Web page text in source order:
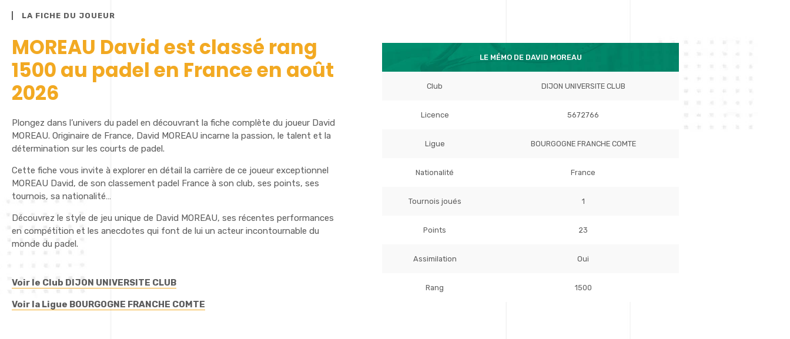
LA FICHE DU JOUEUR
MOREAU David est classé rang
1500 au padel en France en août
2026
Plongez dans l’univers du padel en découvrant la fiche complète du joueur David
MOREAU. Originaire de France, David MOREAU incarne la passion, le talent et la
détermination sur les courts de padel.
Cette fiche vous invite à explorer en détail la carrière de ce joueur exceptionnel
MOREAU David, de son classement padel France à son club, ses points, ses
tournois, sa nationalité…
Découvrez le style de jeu unique de David MOREAU, ses récentes performances
en compétition et les anecdotes qui font de lui un acteur incontournable du
monde du padel.
Voir le Club DIJON UNIVERSITE CLUB
Voir la Ligue BOURGOGNE FRANCHE COMTE
LE MÉMO DE DAVID MOREAU
Club DIJON UNIVERSITE CLUB
Licence 5672766
Ligue BOURGOGNE FRANCHE COMTE
Nationalité France
Tournois joués 1
Points 23
Assimilation Oui
Rang 1500